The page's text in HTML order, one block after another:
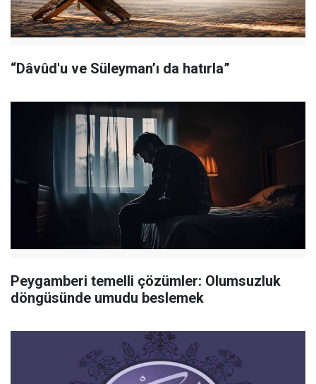
“Dâvûd'u ve Süleyman’ı da hatırla”
Peygamberi temelli çözümler: Olumsuzluk
döngüsünde umudu beslemek